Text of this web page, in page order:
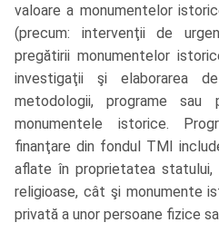
valoare a monumentelor
(precum: intervenţii de
pregătirii monumentelor
investigaţii şi elaborarea
metodologii, programe sau
monumentele istorice.
finanţare din fondul TMI
aflate în proprietatea statului,
religioase, cât şi monumente
privată a unor persoane fizice